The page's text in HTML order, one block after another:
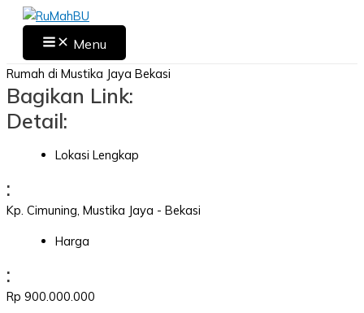
Skip
content
Main
Menu Menu
Rumah di Mustika Jaya Bekasi
Bagikan Link:
Detail:
Lokasi Lengkap
:
Kp. Cimuning, Mustika Jaya - Bekasi
Harga
:
Rp 900.000.000